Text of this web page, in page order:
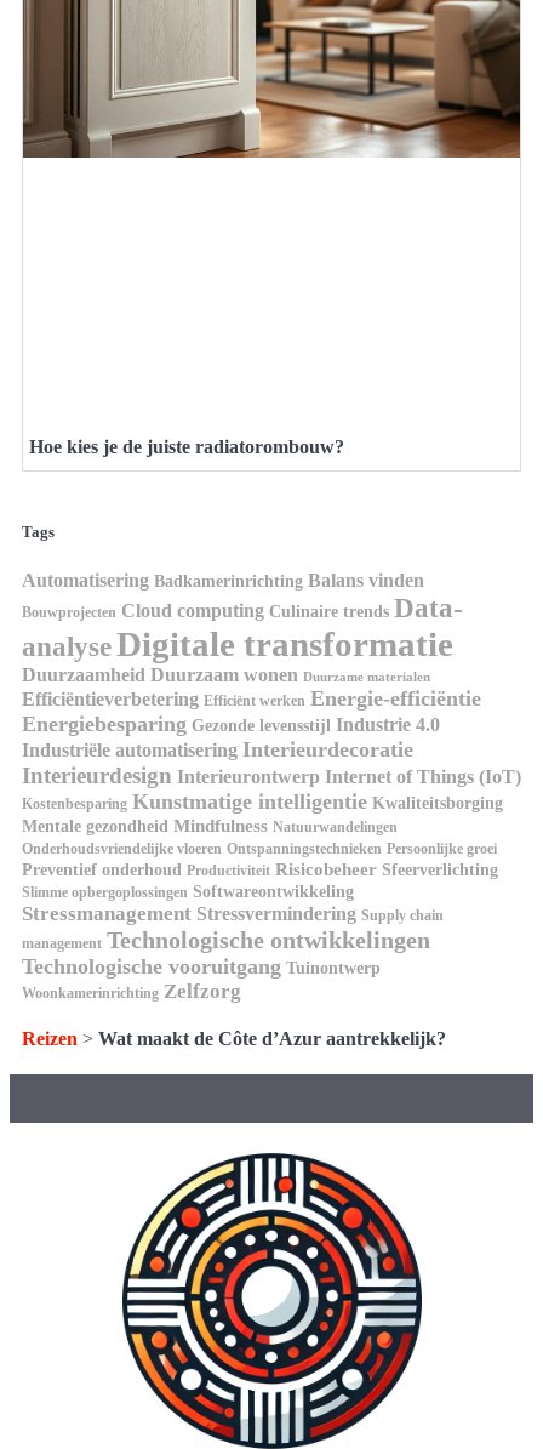
Hoe kies je de juiste radiatorombouw?
Tags
Automatisering Badkamerinrichting Balans vinden
Bouwprojecten Cloud computing Culinaire trends Data-
analyseDigitale transformatie
Duurzaamheid Duurzaam wonen Duurzame materialen
Efficiëntieverbetering Efficiënt werken Energie-efficiëntie
Energiebesparing Gezonde levensstijl Industrie 4.0
Industriële automatisering Interieurdecoratie
Interieurdesign Interieurontwerp Internet of Things (IoT)
Kostenbesparing Kunstmatige intelligentie Kwaliteitsborging
Mentale gezondheid Mindfulness Natuurwandelingen
Onderhoudsvriendelijke vloeren Ontspanningstechnieken Persoonlijke groei
Preventief onderhoud Productiviteit Risicobeheer Sfeerverlichting
Slimme opbergoplossingen Softwareontwikkeling
Stressmanagement Stressvermindering Supply chain
management Technologische ontwikkelingen
Technologische vooruitgang Tuinontwerp
Woonkamerinrichting Zelfzorg
Reizen > Wat maakt de Côte d’Azur aantrekkelijk?